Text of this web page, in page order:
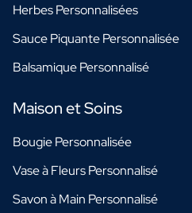
Herbes Personnalisées
Sauce Piquante Personnalisée
Balsamique Personnalisé
Maison et Soins
Bougie Personnalisée
Vase à Fleurs Personnalisé
Savon à Main Personnalisé